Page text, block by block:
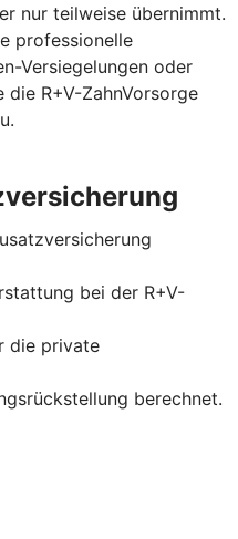
nur teilweise übernimmt.
professionelle
Versiegelungen oder
die R+V-ZahnVorsorge
bei der R+V-
die private
berechnet.